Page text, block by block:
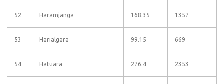
52 Haramjanga 168.35 1357
53 Harialgara 99.15 669
54 Hatuara 276.4 2353